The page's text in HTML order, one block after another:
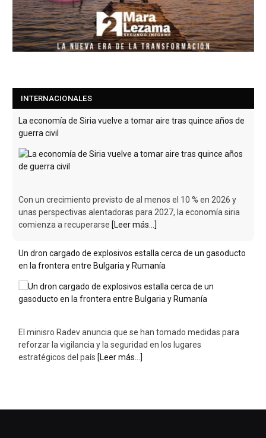
INTERNACIONALES
La economía de Siria vuelve a tomar aire tras quince años de
guerra civil
Con un crecimiento previsto de al menos el 10 % en 2026 y
unas perspectivas alentadoras para 2027, la economía siria
comienza a recuperarse [Leer más...]
Un dron cargado de explosivos estalla cerca de un gasoducto
en la frontera entre Bulgaria y Rumanía
El minisro Radev anuncia que se han tomado medidas para
reforzar la vigilancia y la seguridad en los lugares
estratégicos del país [Leer más...]